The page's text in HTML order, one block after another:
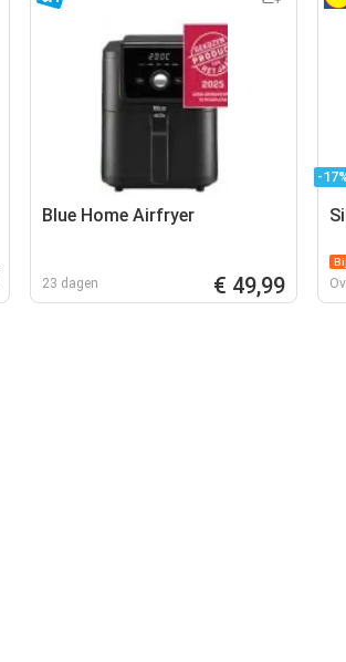
Blue Home Airfryer
23 dagen € 49,99
-